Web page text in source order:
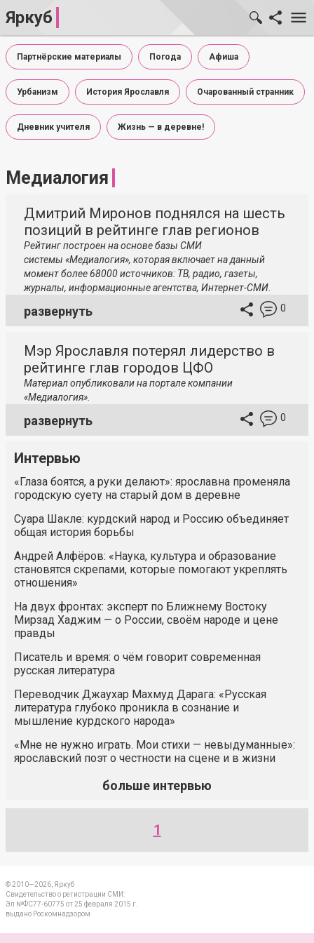
Яркуб
Партнёрские материалы Погода Афиша
Урбанизм История Ярославля Очарованный странник
Дневник учителя Жизнь — в деревне!
Медиалогия
Дмитрий Миронов поднялся на шесть
позиций в рейтинге глав регионов
Рейтинг построен на основе базы СМИ
системы «Медиалогия», которая включает на данный
момент более 68000 источников: ТВ, радио, газеты,
журналы, информационные агентства, Интернет-СМИ
развернуть 0
Мэр Ярославля потерял лидерство в
рейтинге глав городов ЦФО
Материал опубликовали на портале компании
«Медиалогия».
развернуть 0
Интервью
«Глаза боятся, а руки делают»: ярославна променяла
городскую суету на старый дом в деревне
Суара Шакле: курдский народ и Россию объединяет
общая история борьбы
Андрей Алфёров: «Наука, культура и образование
становятся скрепами, которые помогают укреплять
отношения»
На двух фронтах: эксперт по Ближнему Востоку
Мирзад Хаджим — о России, своём народе и цене
правды
Писатель и время: о чём говорит современная
русская литература
Переводчик Джаухар Махмуд Дарага: «Русская
литература глубоко проникла в сознание и
мышление курдского народа»
«Мне не нужно играть. Мои стихи — невыдуманные»:
ярославский поэт о честности на сцене и в жизни
больше интервью
1
© 2010—2026, Яркуб
Свидетельство о регистрации СМИ:
Эл №ФС77-60775 от 25 февраля 2015 г.
выдано Роскомнадзором